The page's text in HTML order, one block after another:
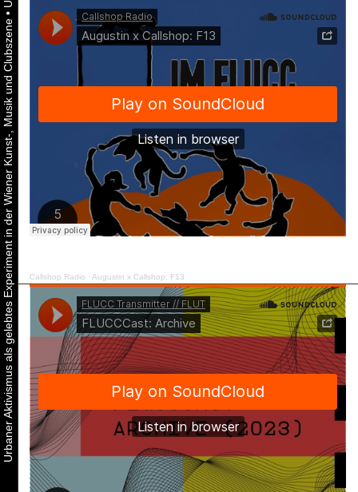
Urbaner Aktivismus als gelebtes Experiment in der Wiener Kunst-, Musik und Clubszene
•
Callshop Radio · Augustin x Callshop: F13